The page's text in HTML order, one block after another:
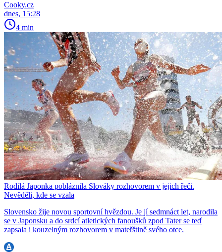
Cooky.cz
dnes, 15:28
4 min
Rodilá Japonka pobláznila Slováky rozhovorem v jejich řeči.
Nevěděli, kde se vzala
Slovensko žije novou sportovní hvězdou. Je jí sedmnáct let, narodila
se v Japonsku a do srdcí atletických fanoušků zpod Tater se teď
zapsala i kouzelným rozhovorem v mateřštině svého otce.